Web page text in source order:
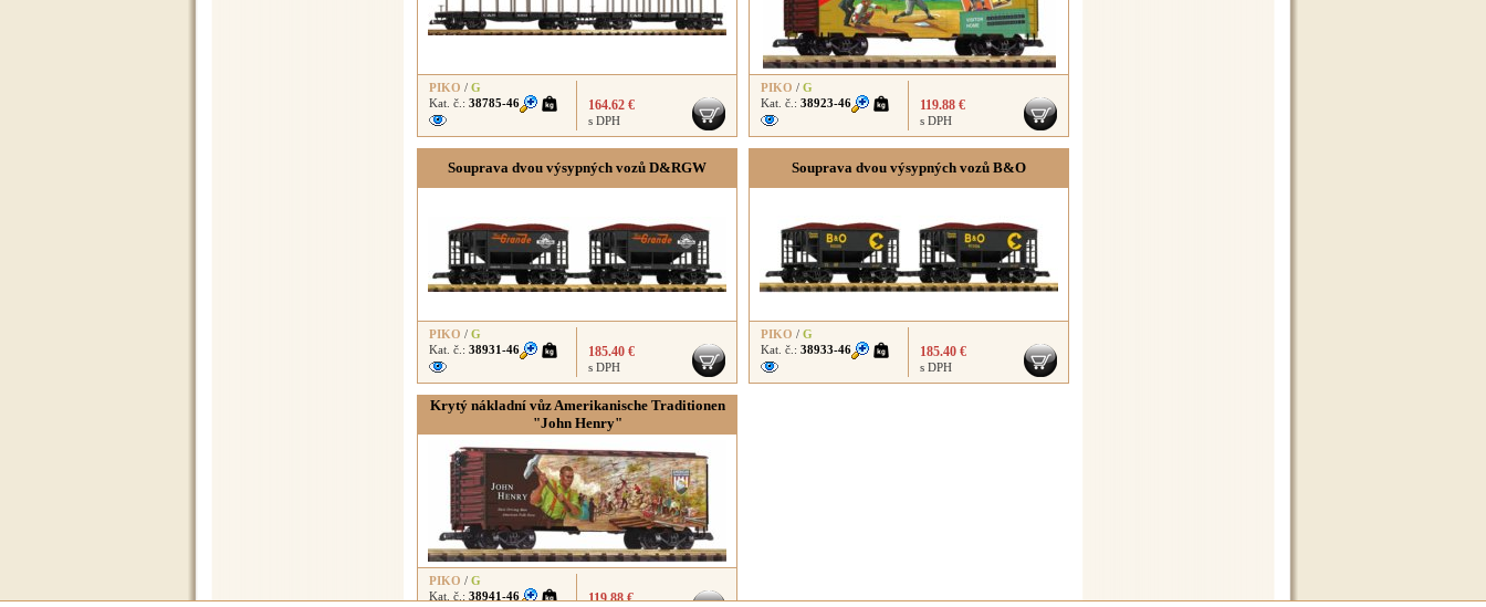
PIKO / G
Kat. č.: 38785-46 164.62 €
s DPH
PIKO / G
Kat. č.: 38923-46 119.88 €
s DPH
Souprava dvou výsypných vozů D&RGW
PIKO / G
Kat. č.: 38931-46 185.40 €
s DPH
Souprava dvou výsypných vozů B&O
PIKO / G
Kat. č.: 38933-46 185.40 €
s DPH
Krytý nákladní vůz Amerikanische Traditionen
"John Henry"
PIKO / G
Kat. č.: 38941-46 119.88 €